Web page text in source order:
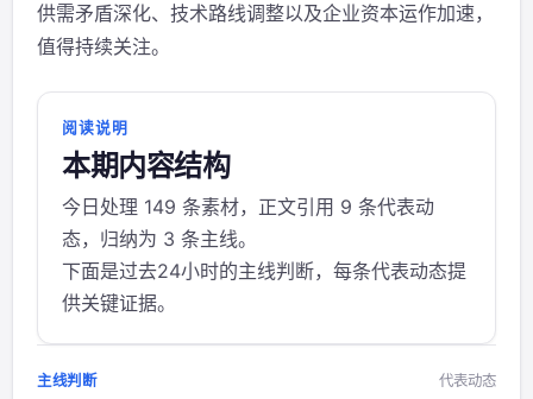
供需矛盾深化、技术路线调整以及企业资本运作加速，
值得持续关注。
阅读说明
本期内容结构
今日处理 149 条素材，正文引用 9 条代表动
态，归纳为 3 条主线。
下面是过去24小时的主线判断，每条代表动态提
供关键证据。
主线判断 代表动态